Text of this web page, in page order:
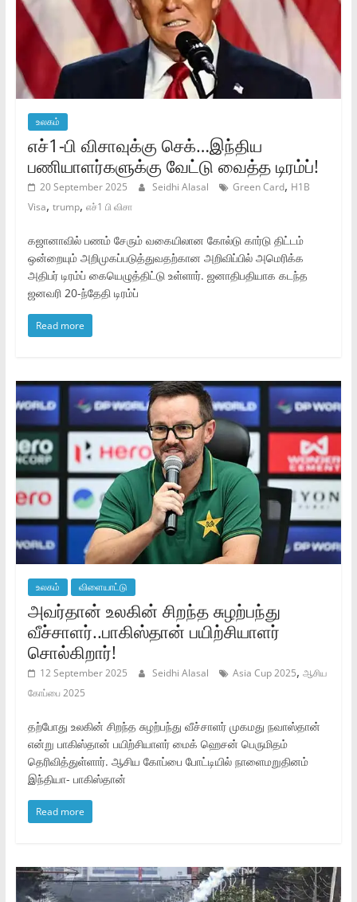
உலகம்
எச்1-பி விசாவுக்கு செக்…இந்திய
பணியாளர்களுக்கு வேட்டு வைத்த டிரம்ப்!
20 September 2025 Seidhi Alasal Green Card, H1B
Visa, trump, எச்1 பி விசா
கஜானாவில் பணம் சேரும் வகையிலான கோல்டு கார்டு திட்டம்
ஒன்றையும் அறிமுகப்படுத்துவதற்கான அறிவிப்பில் அமெரிக்க
அதிபர் டிரம்ப் கையெழுத்திட்டு உள்ளார். ஜனாதிபதியாக கடந்த
ஜனவரி 20-ந்தேதி டிரம்ப்
Read more
உலகம் விளையாட்டு
அவர்தான் உலகின் சிறந்த சுழற்பந்து
வீச்சாளர்..பாகிஸ்தான் பயிற்சியாளர்
சொல்கிறார்!
12 September 2025 Seidhi Alasal Asia Cup 2025, ஆசிய
கோப்பை 2025
தற்போது உலகின் சிறந்த சுழற்பந்து வீச்சாளர் முகமது நவாஸ்தான்
என்று பாகிஸ்தான் பயிற்சியாளர் மைக் ஹெசன் பெருமிதம்
தெரிவித்துள்ளார். ஆசிய கோப்பை போட்டியில் நாளைமறுதினம்
இந்தியா- பாகிஸ்தான்
Read more